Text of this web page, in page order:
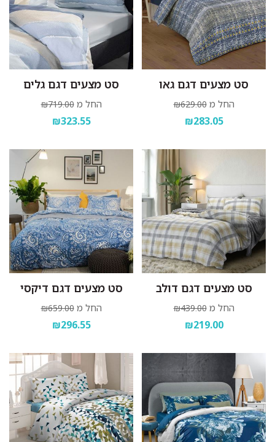
סט מצעים דגם גאו
החל מ ₪629.00
₪283.05
סט מצעים דגם גלים
החל מ ₪719.00
₪323.55
סט מצעים דגם דולב
החל מ ₪439.00
₪219.00
סט מצעים דגם דיקסי
החל מ ₪659.00
₪296.55